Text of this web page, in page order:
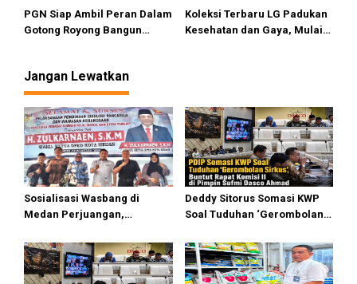
PGN Siap Ambil Peran Dalam
Gotong Royong Bangun
Koleksi Terbaru LG Padukan
Kesehatan dan Gaya, Mulai
Jangan Lewatkan
Sosialisasi Wasbang di
Medan Perjuangan,
Perjuangkan Ruang Bermain
Anak
Deddy Sitorus Somasi KWP
Soal Tuduhan ‘Gerombolan
II Dipimpin Sufmi Dasco
Ahmad